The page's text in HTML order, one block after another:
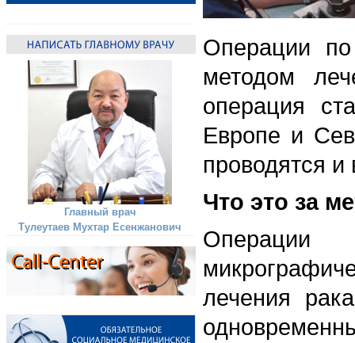
Главный врач
Тулеутаев Мухтар Есенжанович
Операции
методом
операция
Европе и
проводятся и
Что это за
лечения